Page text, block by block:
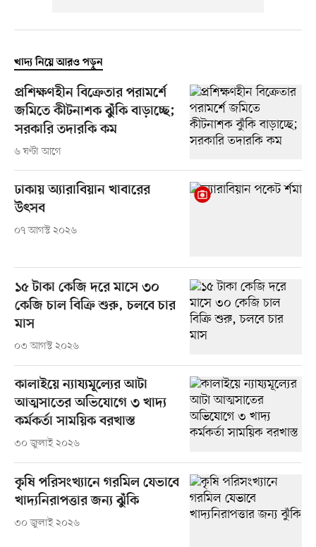
খাদ্য নিয়ে আরও পড়ুন
প্রশিক্ষণহীন বিক্রেতার পরামর্শে
জমিতে কীটনাশক ঝুঁকি বাড়াচ্ছে;
সরকারি তদারকি কম
৬ ঘণ্টা আগে
ঢাকায় অ্যারাবিয়ান খাবারের
উৎসব
০৭ আগস্ট ২০২৬
১৫ টাকা কেজি দরে মাসে ৩০
কেজি চাল বিক্রি শুরু, চলবে চার
মাস
০৩ আগস্ট ২০২৬
কালাইয়ে ন্যায্যমূল্যের আটা
আত্মসাতের অভিযোগে ৩ খাদ্য
কর্মকর্তা সাময়িক বরখাস্ত
৩০ জুলাই ২০২৬
কৃষি পরিসংখ্যানে গরমিল যেভাবে
খাদ্যনিরাপত্তার জন্য ঝুঁকি
৩০ জুলাই ২০২৬